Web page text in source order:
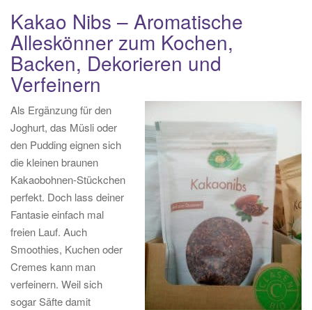
Kakao Nibs – Aromatische
Alleskönner zum Kochen,
Backen, Dekorieren und
Verfeinern
Als Ergänzung für den
Joghurt, das Müsli oder
den Pudding eignen sich
die kleinen braunen
Kakaobohnen-Stückchen
perfekt. Doch lass deiner
Fantasie einfach mal
freien Lauf. Auch
Smoothies, Kuchen oder
Cremes kann man
verfeinern. Weil sich
sogar Säfte damit